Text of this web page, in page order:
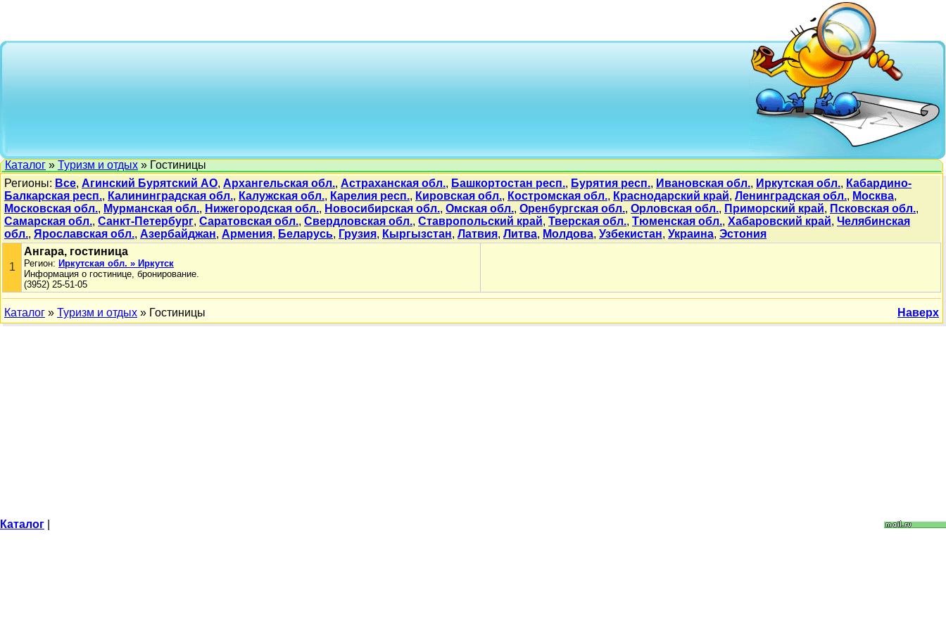
Каталог » Туризм и отдых » Гостиницы
Регионы: Все, Агинский Бурятский АО, Архангельская обл., Астраханская обл., Башкортостан респ., Бурятия респ., Ивановская обл., Иркутская обл., Кабардино-
Балкарская респ., Калининградская обл., Калужская обл., Карелия респ., Кировская обл., Костромская обл., Краснодарский край, Ленинградская обл., Москва,
Московская обл., Мурманская обл., Нижегородская обл., Новосибирская обл., Омская обл., Оренбургская обл., Орловская обл., Приморский край, Псковская обл.,
Самарская обл., Санкт-Петербург, Саратовская обл., Свердловская обл., Ставропольский край, Тверская обл., Тюменская обл., Хабаровский край, Челябинская
обл., Ярославская обл., Азербайджан, Армения, Беларусь, Грузия, Кыргызстан, Латвия, Литва, Молдова, Узбекистан, Украина, Эстония
1
Ангара, гостиница
Регион: Иркутская обл. » Иркутск
Информация о гостинице, бронирование.
(3952) 25-51-05
Каталог » Туризм и отдых » Гостиницы Наверх
Каталог